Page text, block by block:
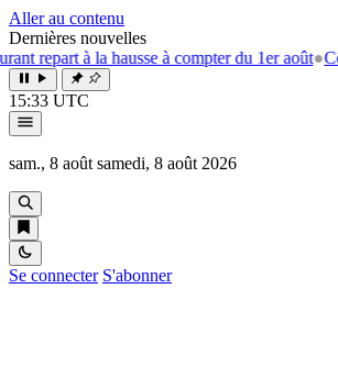
Aller au contenu
Dernières nouvelles
la hausse à compter du 1er août●Côte
15:33 UTC
sam., 8 août samedi, 8 août 2026
Se connecter S'abonner